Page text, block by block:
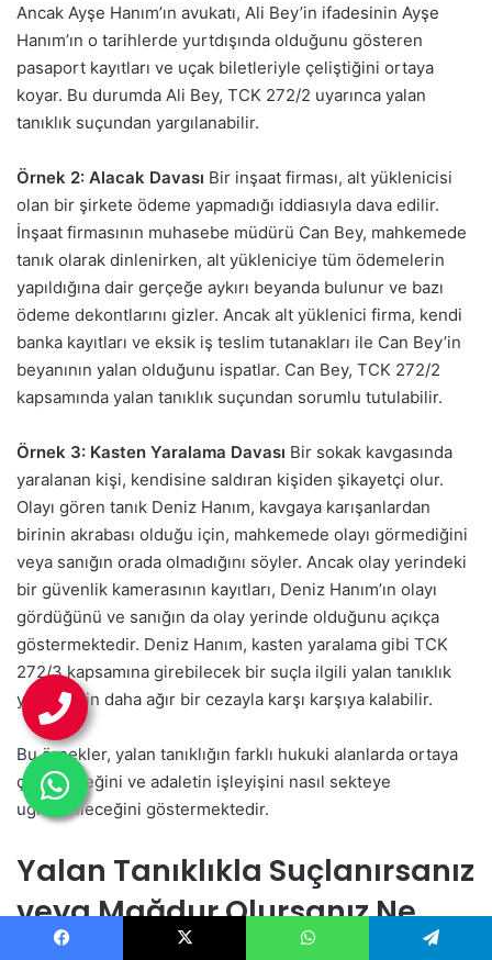
Ancak Ayşe Hanım’ın avukatı, Ali Bey’in ifadesinin Ayşe
Hanım’ın o tarihlerde yurtdışında olduğunu gösteren
pasaport kayıtları ve uçak biletleriyle çeliştiğini ortaya
koyar. Bu durumda Ali Bey, TCK 272/2 uyarınca yalan
tanıklık suçundan yargılanabilir.
Örnek 2: Alacak Davası Bir inşaat firması, alt yüklenicisi
olan bir şirkete ödeme yapmadığı iddiasıyla dava edilir.
İnşaat firmasının muhasebe müdürü Can Bey, mahkemede
tanık olarak dinlenirken, alt yükleniciye tüm ödemelerin
yapıldığına dair gerçeğe aykırı beyanda bulunur ve bazı
ödeme dekontlarını gizler. Ancak alt yüklenici firma, kendi
banka kayıtları ve eksik iş teslim tutanakları ile Can Bey’in
beyanının yalan olduğunu ispatlar. Can Bey, TCK 272/2
kapsamında yalan tanıklık suçundan sorumlu tutulabilir.
Örnek 3: Kasten Yaralama Davası Bir sokak kavgasında
yaralanan kişi, kendisine saldıran kişiden şikayetçi olur.
Olayı gören tanık Deniz Hanım, kavgaya karışanlardan
birinin akrabası olduğu için, mahkemede olayı görmediğini
veya sanığın orada olmadığını söyler. Ancak olay yerindeki
bir güvenlik kamerasının kayıtları, Deniz Hanım’ın olayı
gördüğünü ve sanığın da olay yerinde olduğunu açıkça
göstermektedir. Deniz Hanım, kasten yaralama gibi TCK
272/3 kapsamına girebilecek bir suçla ilgili yalan tanıklık
yaptığı için daha ağır bir cezayla karşı karşıya kalabilir.
Bu örnekler, yalan tanıklığın farklı hukuki alanlarda ortaya
çıkabileceğini ve adaletin işleyişini nasıl sekteye
uğratabileceğini göstermektedir.
Yalan Tanıklıkla Suçlanırsanız
veya Mağdur Olursanız Ne
Yapmalısınız?